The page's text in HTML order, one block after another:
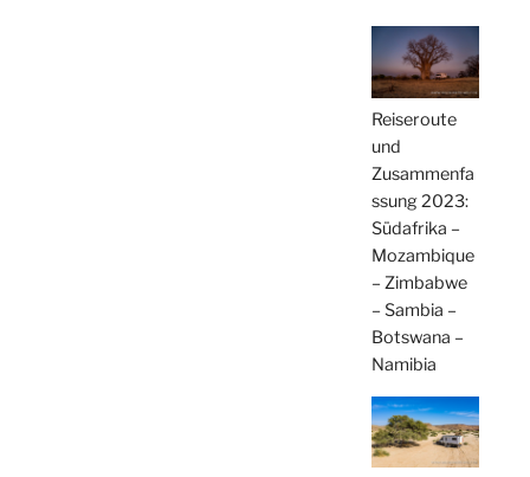
Reiseroute
und
Zusammenfa
ssung 2023:
Südafrika –
Mozambique
– Zimbabwe
– Sambia –
Botswana –
Namibia